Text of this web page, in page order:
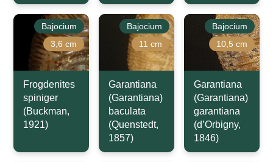
Bajocium
3,6 cm
Frogdenites
spiniger
(Buckman,
1921)
Bajocium
11 cm
Garantiana
(Garantiana)
baculata
(Quenstedt,
1857)
Bajocium
10,5 cm
Garantiana
(Garantiana)
garantiana
(d’Orbigny,
1846)